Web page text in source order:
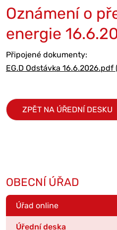
Oznámení o
energie
Připojené dokumenty:
EG.D Odstávka 16.6.2026.pdf
ZPĚT NA ÚŘEDNÍ DESKU
OBECNÍ ÚŘAD
Úřad online
Úřední deska